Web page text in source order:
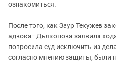
ознакомиться.
После того, как Заур Текужев
адвокат Дьяконова заявила
попросила суд исключить из
согласно мнению защиты, были